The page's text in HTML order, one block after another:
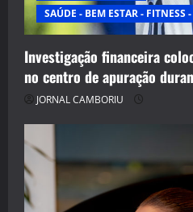
SAÚDE - BEM ESTAR - FITNESS
Investigação financeira
no centro de apuração
JORNAL CAMBORIU